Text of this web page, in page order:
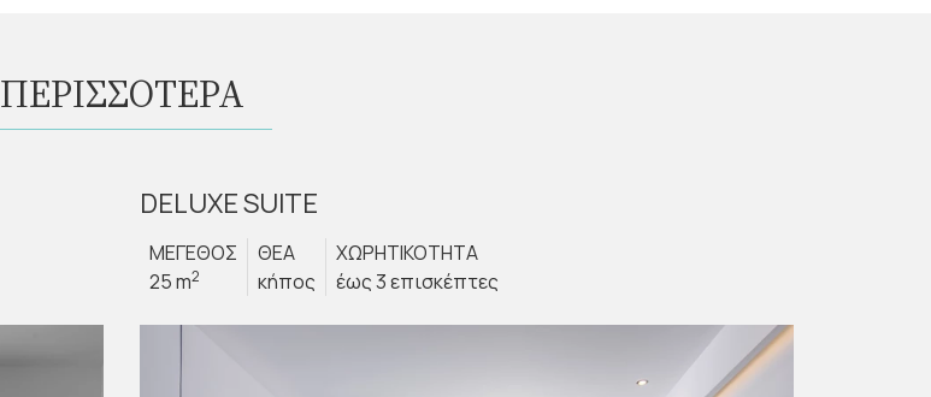
ΠΕΡΙΣΣΟΤΕΡΑ
DELUXE SUITE
ΜΕΓΕΘΟΣ
25 m2
ΘΕΑ
κήπος
ΧΩΡΗΤΙΚΟΤΗΤΑ
έως 3 επισκέπτες